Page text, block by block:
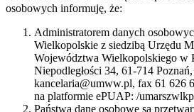
osobowych informuję, że:
Administratorem danych
Wielkopolskie z siedzibą Urzędu
Województwa Wielkopolskiego w
Niepodległości 34, 61-714
kancelaria@umww.pl, fax 61 626
na platformie ePUAP: /
Państwa dane osobowe są